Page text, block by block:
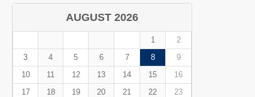
AUGUST 2026
1
2
3
4 5 6 7 8
9
10
11 12 13 14 15
16
17
18 19 20 21 22
23